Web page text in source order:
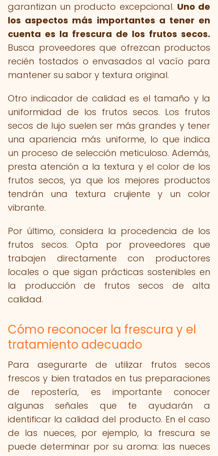
garantizan un producto excepcional. Uno de
los aspectos más importantes a tener en
cuenta es la frescura de los frutos secos.
Busca proveedores que ofrezcan productos
recién tostados o envasados al vacío para
mantener su sabor y textura original.
Otro indicador de calidad es el tamaño y la
uniformidad de los frutos secos. Los frutos
secos de lujo suelen ser más grandes y tener
una apariencia más uniforme, lo que indica
un proceso de selección meticuloso. Además,
presta atención a la textura y el color de los
frutos secos, ya que los mejores productos
tendrán una textura crujiente y un color
vibrante.
Por último, considera la procedencia de los
frutos secos. Opta por proveedores que
trabajen directamente con productores
locales o que sigan prácticas sostenibles en
la producción de frutos secos de alta
calidad.
Cómo reconocer la frescura y el
tratamiento adecuado
Para asegurarte de utilizar frutos secos
frescos y bien tratados en tus preparaciones
de repostería, es importante conocer
algunas señales que te ayudarán a
identificar la calidad del producto. En el caso
de las nueces, por ejemplo, la frescura se
puede determinar por su aroma: las nueces